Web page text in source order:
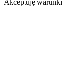
Akceptuję warunki